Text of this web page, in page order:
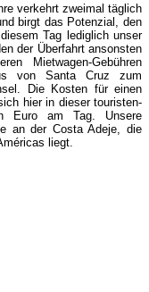
verkehrt zweimal täglich
birgt das Potenzial, den
Tag lediglich unser
der Überfahrt ansonsten
Mietwagen-Gebühren
von Santa Cruz zum
Die Kosten für einen
hier in dieser touristen-
Euro am Tag. Unsere
an der Costa Adeje, die
liegt.